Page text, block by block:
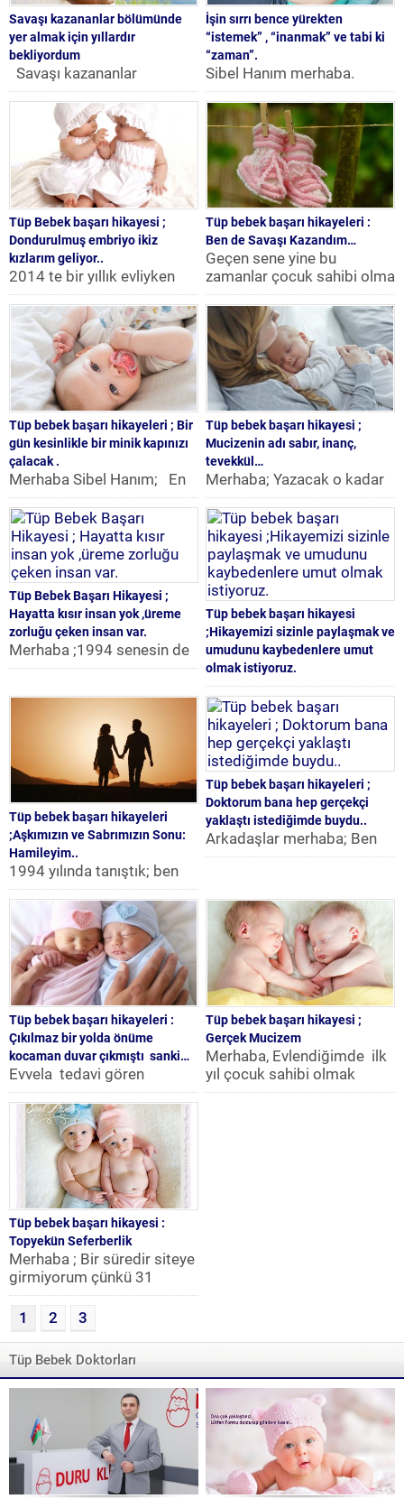
Savaşı kazananlar bölümünde
yer almak için yıllardır
bekliyordum
Savaşı kazananlar
bölümünde yer almak için
yıllardır bekliyordum Ben
mücadeleye çok erken
başladım .1...
İşin sırrı bence yürekten
“istemek” , “inanmak” ve tabi ki
“zaman”.
Sibel Hanım merhaba.
Sizden gelen bir e-postada
olumlu sonuçlanan
hikayelerimizi yazmamızı
istemiştiniz. Önce bunu
yazmak...
Tüp Bebek başarı hikayesi ;
Dondurulmuş embriyo ikiz
kızlarım geliyor..
2014 te bir yıllık evliyken
sorunumuzu öğrendik
azosperm ..ilk denememizi
19 Kasım 2014 de tüp...
Tüp bebek başarı hikayeleri :
Ben de Savaşı Kazandım…
Geçen sene yine bu
zamanlar çocuk sahibi olma
yolunda yaşadıklarımı ve
çok kötü bir şekilde...
Tüp bebek başarı hikayeleri ; Bir
gün kesinlikle bir minik kapınızı
çalacak .
Merhaba Sibel Hanım; En
umutsuz zamanımda
internet üzerinden size
ulaşmış ve üye olmuştum.
Tüp...
Tüp bebek başarı hikayesi ;
Mucizenin adı sabır, inanç,
tevekkül…
Merhaba; Yazacak o kadar
çok şey var ki nereden nasıl
başlasam bilmiyorum ama
olabildiğince
yaşadıklarımı...
Tüp Bebek Başarı Hikayesi ;
Hayatta kısır insan yok ,üreme
zorluğu çeken insan var.
Merhaba ;1994 senesin de
evlilik hayatımıza başladık.
daha yeni oluşum bir...
Tüp bebek başarı hikayesi
;Hikayemizi sizinle paylaşmak ve
umudunu kaybedenlere umut
olmak istiyoruz.
Merhaba arkadaşlar, Buraya
katılma amacım tamamıyla
hikayemizi sizinle
paylaşmak ve umudunu
kaybedenlere umut olmak.
Bu...
Tüp bebek başarı hikayeleri
;Aşkımızın ve Sabrımızın Sonu:
Hamileyim..
1994 yılında tanıştık; ben
okuyordum o ise
çalışıyordu. Askere gitti onu
bekledim. Ve sonunda
05.09.1999...
Tüp bebek başarı hikayeleri ;
Doktorum bana hep gerçekçi
yaklaştı istediğimde buydu..
Arkadaşlar merhaba; Ben
de tüp bebek deneyimimi
de...
Tüp bebek başarı hikayeleri :
Çıkılmaz bir yolda önüme
kocaman duvar çıkmıştı sanki…
Evvela tedavi gören
hanımlarımıza uğurlar ve
bol sabırlar diliyorum..
Sizlere hikayemi anlatmak
istiyorum. Evlendiğimde
26...
Tüp bebek başarı hikayesi ;
Gerçek Mucizem
Merhaba, Evlendiğimde ilk
yıl çocuk sahibi olmak
istemedim. Bir yıl hiç
Tüp bebek başarı hikayesi :
Topyekün Seferberlik
Merhaba ; Bir süredir siteye
girmiyorum çünkü 31
haftalık hamileyim. Keşke
sitenin hamile kaldıktan
1 2 3
Tüp Bebek Doktorları